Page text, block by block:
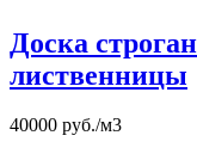
Доска
лиственницы
40000 руб./м3